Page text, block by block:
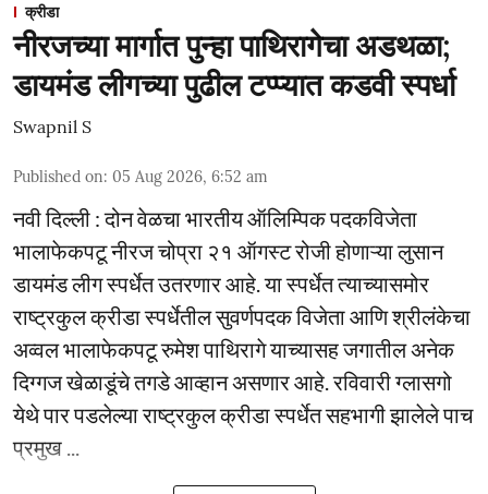
क्रीडा
नीरजच्या मार्गात पुन्हा पाथिरागेचा अडथळा;
डायमंड लीगच्या पुढील टप्प्यात कडवी स्पर्धा
Swapnil S
Published on: 05 Aug 2026, 6:52 am
नवी दिल्ली : दोन वेळचा भारतीय ऑलिम्पिक पदकविजेता
भालाफेकपटू नीरज चोप्रा २१ ऑगस्ट रोजी होणाऱ्या लुसान
डायमंड लीग स्पर्धेत उतरणार आहे. या स्पर्धेत त्याच्यासमोर
राष्ट्रकुल क्रीडा स्पर्धेतील सुवर्णपदक विजेता आणि श्रीलंकेचा
अव्वल भालाफेकपटू रुमेश पाथिरागे याच्यासह जगातील अनेक
दिग्गज खेळाडूंचे तगडे आव्हान असणार आहे. रविवारी ग्लासगो
येथे पार पडलेल्या राष्ट्रकुल क्रीडा स्पर्धेत सहभागी झालेले पाच
प्रमुख ...